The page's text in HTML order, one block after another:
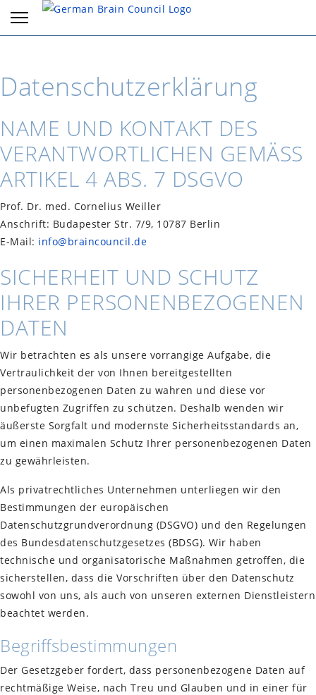
Datenschutzerklärung
NAME UND KONTAKT DES
VERANTWORTLICHEN GEMÄSS A
RTIKEL 4 ABS. 7 DSGVO
Prof. Dr. med. Cornelius Weiller
Anschrift: Budapester Str. 7/9, 10787 Berlin
E-Mail: info@braincouncil.de
SICHERHEIT UND SCHUTZ
IHRER PERSONENBEZOGENEN
DATEN
Wir betrachten es als unsere vorrangige Aufgabe, die
Vertraulichkeit der von Ihnen bereitgestellten
personenbezogenen Daten zu wahren und diese vor
unbefugten Zugriffen zu schützen. Deshalb wenden wir
äußerste Sorgfalt und modernste Sicherheitsstandards an,
um einen maximalen Schutz Ihrer personenbezogenen Daten
zu gewährleisten.
Als privatrechtliches Unternehmen unterliegen wir den
Bestimmungen der europäischen
Datenschutzgrundverordnung (DSGVO) und den Regelungen
des Bundesdatenschutzgesetzes (BDSG). Wir haben
technische und organisatorische Maßnahmen getroffen, die
sicherstellen, dass die Vorschriften über den Datenschutz
sowohl von uns, als auch von unseren externen Dienstleistern
beachtet werden.
Begriffsbestimmungen
Der Gesetzgeber fordert, dass personenbezogene Daten auf
rechtmäßige Weise, nach Treu und Glauben und in einer für